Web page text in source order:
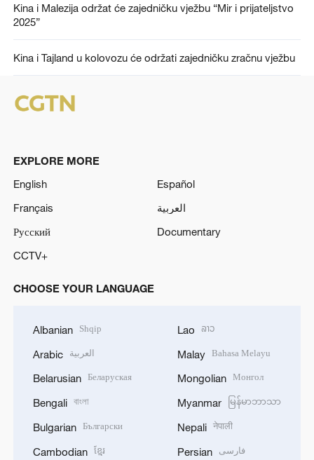
Kina i Malezija održat će zajedničku vježbu “Mir i prijateljstvo
2025”
Kina i Tajland u kolovozu će održati zajedničku zračnu vježbu
EXPLORE MORE
English
Español
Français
العربية
Русский
Documentary
CCTV+
CHOOSE YOUR LANGUAGE
Albanian Shqip
Arabic العربية
Belarusian Беларуская
Bengali বাংলা
Bulgarian Български
Cambodian ខ្មែរ
Lao ລາວ
Malay Bahasa Melayu
Mongolian Монгол
Myanmar မြန်မာဘာသာ
Nepali नेपाली
Persian فارسی